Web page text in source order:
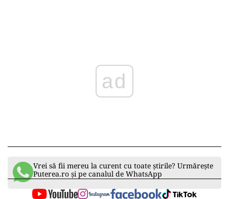
Vrei să fii mereu la curent cu toate știrile? Urmărește
Puterea.ro și pe canalul de WhatsApp